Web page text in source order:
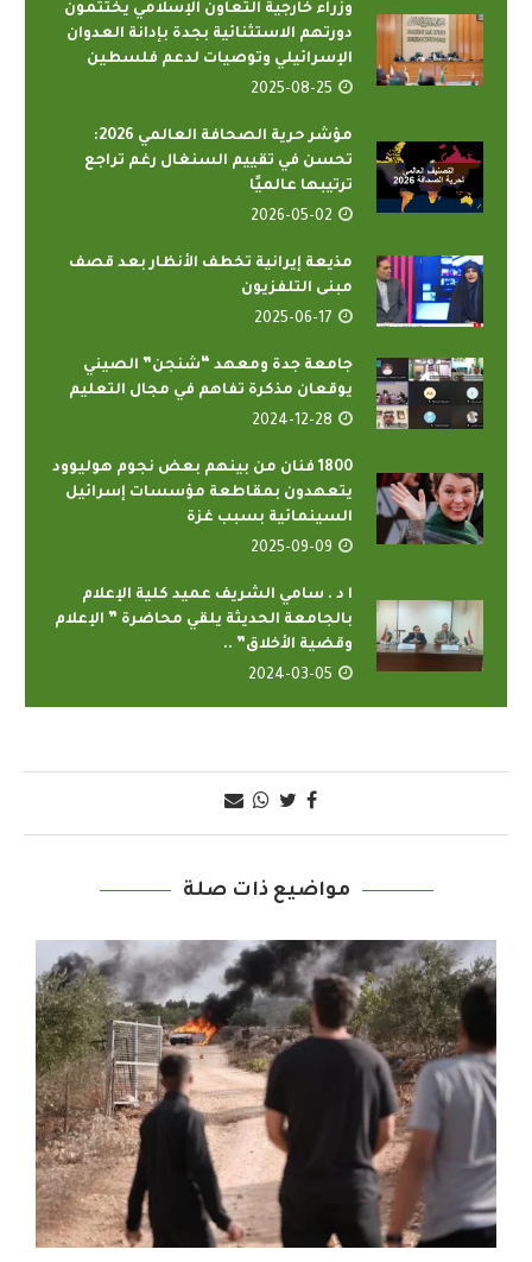
وزراء خارجية التعاون الإسلامي يختتمون
دورتهم الاستثنائية بجدة بإدانة العدوان
الإسرائيلي وتوصيات لدعم فلسطين
2025-08-25
مؤشر حرية الصحافة العالمي 2026:
تحسن في تقييم السنغال رغم تراجع
ترتيبها عالميًا
2026-05-02
مذيعة إيرانية تخطف الأنظار بعد قصف
مبنى التلفزيون
2025-06-17
جامعة جدة ومعهد “شنجن” الصيني
يوقعان مذكرة تفاهم في مجال التعليم
2024-12-28
1800 فنان من بينهم بعض نجوم هوليوود
يتعهدون بمقاطعة مؤسسات إسرائيل
السينمائية بسبب غزة
2025-09-09
ا د . سامي الشريف عميد كلية الإعلام
بالجامعة الحديثة يلقي محاضرة ” الإعلام
وقضية الأخلاق” ..
2024-03-05
مواضيع ذات صلة